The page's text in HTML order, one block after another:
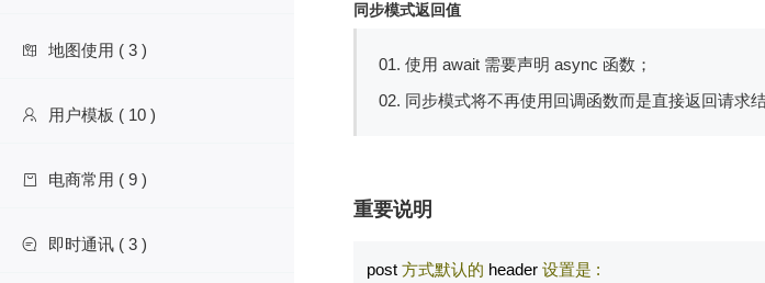
 地图使用 ( 3 )
 用户模板 ( 10 )
 电商常用 ( 9 )
 即时通讯 ( 3 )
同步模式返回值
01. 使用 await 需要声明 async 函数；
02. 同步模式将不再使用回调函数而是直接返回请求
重要说明
post 方式默认的 header 设置是 :